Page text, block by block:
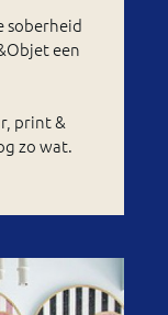
soberheid
een
print &
zo wat.